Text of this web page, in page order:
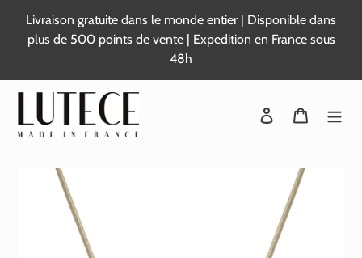
contenu
Livraison gratuite dans le monde entier | Disponible dans
plus de 500 points de vente | Expedition en France sous
48h
Se connecter
Panier